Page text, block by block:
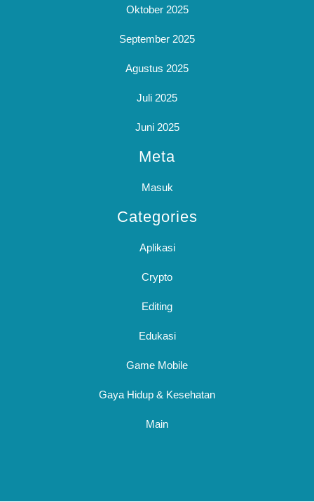
Oktober 2025
September 2025
Agustus 2025
Juli 2025
Juni 2025
Meta
Masuk
Categories
Aplikasi
Crypto
Editing
Edukasi
Game Mobile
Gaya Hidup & Kesehatan
Main